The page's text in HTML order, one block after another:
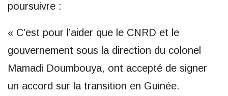
poursuivre :
« C’est pour l’aider que le CNRD et le
gouvernement sous la direction du colonel
Mamadi Doumbouya, ont accepté de signer
un accord sur la transition en Guinée.